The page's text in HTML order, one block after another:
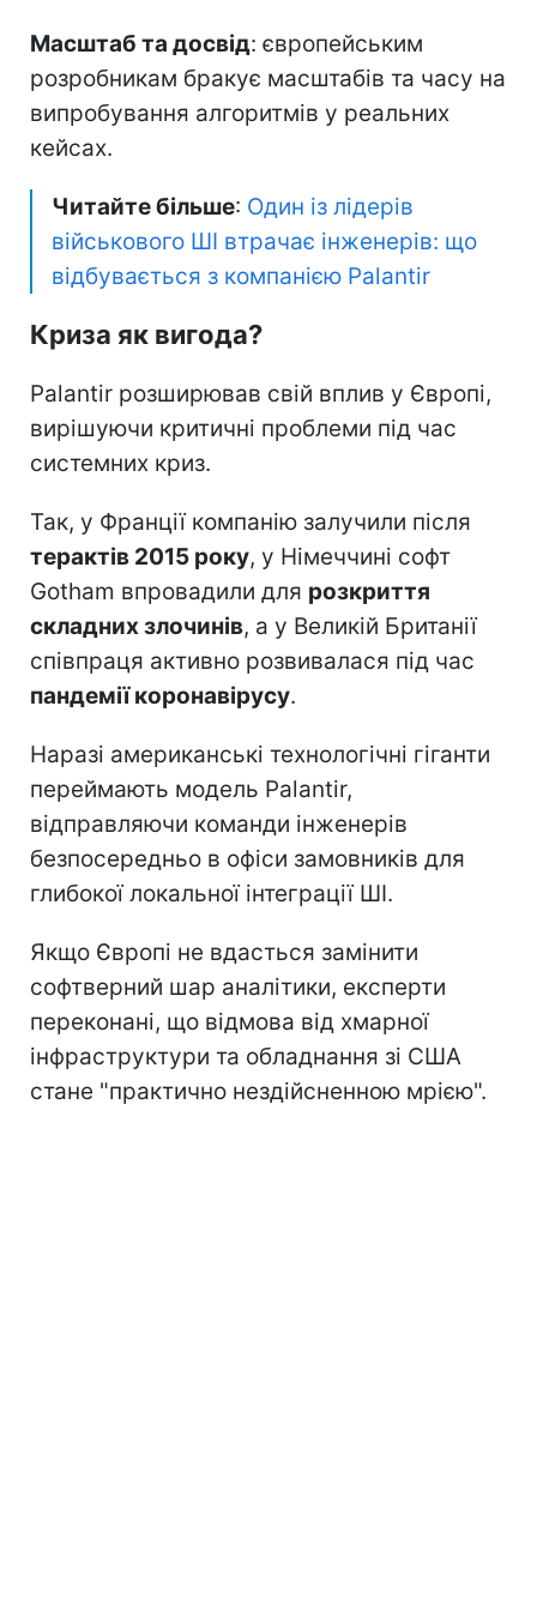
Масштаб та досвід: європейським
розробникам бракує масштабів та часу на
випробування алгоритмів у реальних
кейсах.
Читайте більше: Один із лідерів
військового ШІ втрачає інженерів: що
відбувається з компанією Palantir
Криза як вигода?
Palantir розширював свій вплив у Європі,
вирішуючи критичні проблеми під час
системних криз.
Так, у Франції компанію залучили після
терактів 2015 року, у Німеччині софт
Gotham впровадили для розкриття
складних злочинів, а у Великій Британії
співпраця активно розвивалася під час
пандемії коронавірусу.
Наразі американські технологічні гіганти
переймають модель Palantir,
відправляючи команди інженерів
безпосередньо в офіси замовників для
глибокої локальної інтеграції ШІ.
Якщо Європі не вдасться замінити
софтверний шар аналітики, експерти
переконані, що відмова від хмарної
інфраструктури та обладнання зі США
стане "практично нездійсненною мрією".